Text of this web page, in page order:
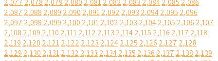
2,077 2,078 2,079 2,080 2,0812,082 2,083 2,0842,085 2,086
2,087 2,088 2,089 2,090 2,0912,092 2,093 2,0942,095 2,096
2,097 2,098 2,099 2,100 2,1012,102 2,103 2,1042,105 2,106 2,107
2,108 2,109 2,110 2,1112,112 2,113 2,1142,115 2,116 2,117 2,118
2,119 2,120 2,1212,122 2,123 2,1242,125 2,126 2,127 2,128
2,129 2,130 2,1312,132 2,133 2,1342,135 2,136 2,137 2,138 2,139